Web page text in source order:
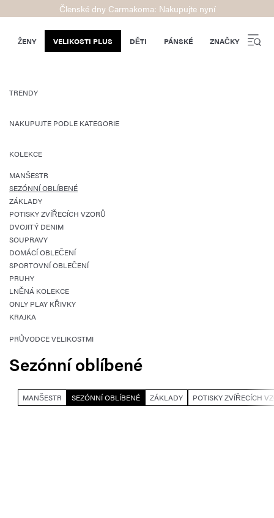
Členské dny Carmakoma: Nakupujte nyní
ŽENY VELIKOSTI PLUS DĚTI PÁNSKÉ ZNAČKY
TRENDY
NAKUPUJTE PODLE KATEGORIE
KOLEKCE
MANŠESTR
SEZÓNNÍ OBLÍBENÉ
ZÁKLADY
POTISKY ZVÍŘECÍCH VZORŮ
DVOJITÝ DENIM
SOUPRAVY
DOMÁCÍ OBLEČENÍ
SPORTOVNÍ OBLEČENÍ
PRUHY
LNĚNÁ KOLEKCE
ONLY PLAY KŘIVKY
KRAJKA
PRŮVODCE VELIKOSTMI
Sezónní oblíbené
MANŠESTR SEZÓNNÍ OBLÍBENÉ ZÁKLADY POTISKY ZVÍŘECÍCH